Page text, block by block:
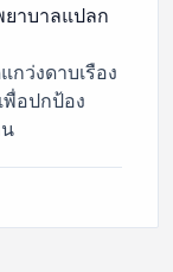
ยาบาลแปลก
ว่งดาบเรือง
พื่อปกป้อง